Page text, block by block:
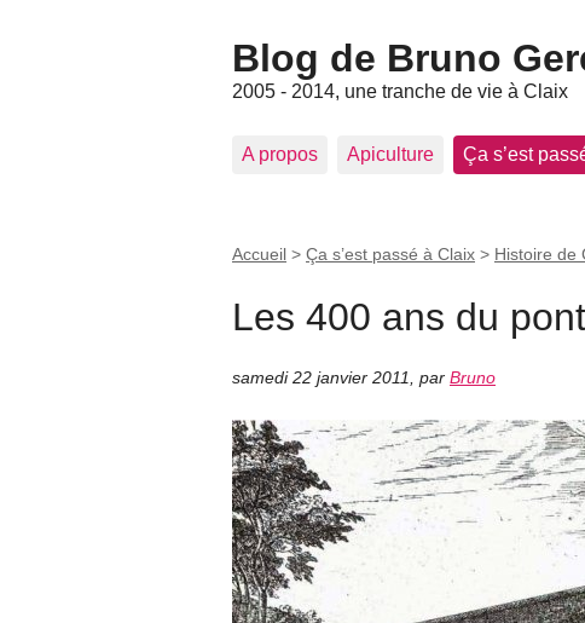
Blog de Bruno
2005 - 2014, une tranche de vie à Claix
A propos Apiculture Ça s’est
Accueil > Ça s’est passé à Claix > Histoire de
Les 400 ans du
samedi 22 janvier 2011 par Bruno